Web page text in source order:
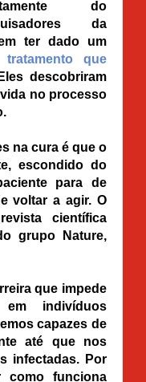
do
da
ter dado um
tratamento que
descobriram
no processo
na cura é que o
escondido do
para de
voltar a agir. O
científica
grupo Nature,
que impede
indivíduos
capazes de
até que nos
infectadas. Por
como funciona